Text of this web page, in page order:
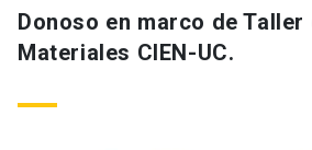
Donoso en marco de Taller
Materiales CIEN-UC.